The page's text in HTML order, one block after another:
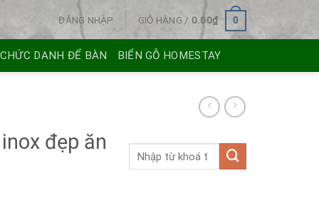
ĐĂNG NHẬP GIỎ HÀNG / 0.00₫ 0
DANH ĐỂ BÀN BIỂN GỖ HOMESTAY
đẹp ăn